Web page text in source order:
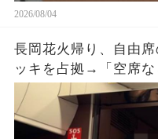
2026/08/04
長岡花火帰り、自由
ッキを占拠→「空席
をのぞき続けた直後
と…